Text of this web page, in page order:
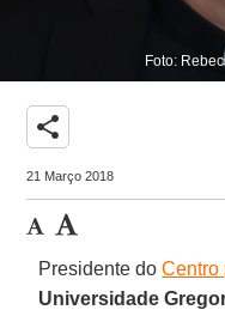
Foto:
share
21 Março 2018
Presidente doCentro
Universidade